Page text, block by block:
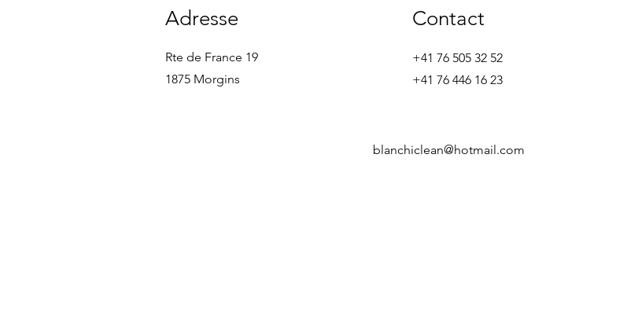
Adresse
Rte de France 19
1875 Morgins
Contact
+41 76 505 32 52
+41 76 446 16 23
blanchiclean@hotmail.com